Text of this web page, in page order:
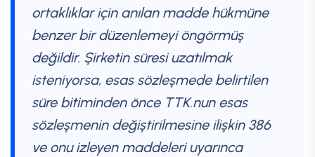
ortaklıklar için anılan madde hükmüne
benzer bir düzenlemeyi öngörmüş
değildir. Şirketin süresi uzatılmak
isteniyorsa, esas sözleşmede belirtilen
süre bitiminden önce TTK.nun esas
sözleşmenin değiştirilmesine ilişkin 386
ve onu izleyen maddeleri uyarınca